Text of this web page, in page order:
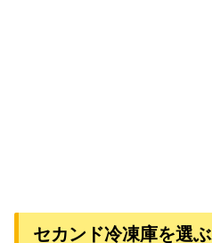
セカンド冷凍庫を選